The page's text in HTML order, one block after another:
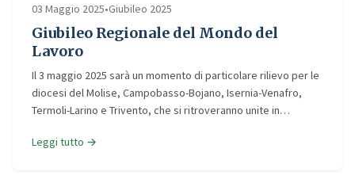
03 Maggio 2025•Giubileo 2025
Giubileo Regionale del Mondo del
Lavoro
Il 3 maggio 2025 sarà un momento di particolare rilievo per le
diocesi del Molise, Campobasso-Bojano, Isernia-Venafro,
Termoli-Larino e Trivento, che si ritroveranno unite in…
Leggi tutto →